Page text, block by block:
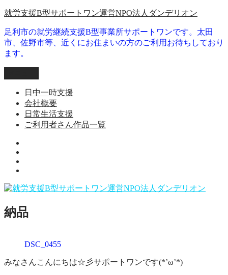
コ
テ
ン
ツ
へ
就労支援B型サポートワン運営NPO法人ダンデリオン
足利市の就労継続支援B型事業所サポートワンです。太田
市、佐野市等、近くにお住まいの方のご利用お待ちしており
ます。
日中一時支援
会社概要
日常生活支援
ご利用者さん作品一覧
支
B
型
所
サ
活
支
援
概
要
用
さ
品
覧
納品
DSC_0455
みなさんこんにちは☆彡サポートワンです(*’ω’*)